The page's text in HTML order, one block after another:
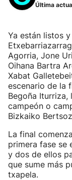
Última
Ya están listos
Agorria, Jone
Oihana Bartra
Xabat
escenario de la
Begoña Iturriza,
campeón o
Bizkaiko
La final
primera fase se
y dos de ellos
que sume más
txapela.